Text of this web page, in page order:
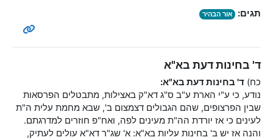
תגים: אור הבהיר
ד' בחינות דעת בא"א
כח) ד' בחינות דעת בא"א:
נודע, כי ע"י הארת ע"ב ס"ג דא"ק באצילות, מתבטלים הפרסאות
שבין הפרצופים, שהם הגבולים דצמצום ב', שבא מחמת עלית ה"ת
לעינים כי אז יורדת הה"ת מעינים לפה, ואח"פ חוזרים למדרגתם.
והנה אז יש ב' בחינות עליות בא"א: א' שג"ר דא"א עולים לעתיק,